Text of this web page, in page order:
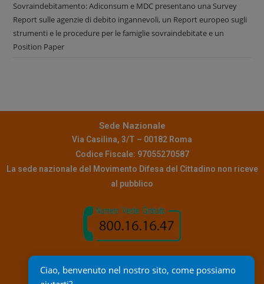
Sovraindebitamento: Adiconsum e MDC presentano una Survey
Report sulle agenzie di debito ingannevoli, un Report europeo sugli
strumenti e le procedure per le famiglie sovraindebitate e un
Position Paper
Sede Nazionale
Via Casilina, 3/T – 00182 Roma
Codice Fiscale: 97055270587
La sede nazionale del Movimento Difesa del Cittadino non riceve
al pubblico
Contatti
Ciao, benvenuto nel nostro sito, come possiamo